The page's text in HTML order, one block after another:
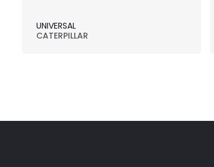
UNIVERSAL
CATERPILLAR